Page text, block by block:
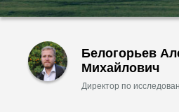
Белогорьев
Михайлович
Директор по